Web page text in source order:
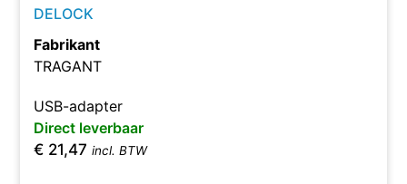
DELOCK
Fabrikant
TRAGANT
USB-adapter
Direct leverbaar
€ 21,47 incl. BTW